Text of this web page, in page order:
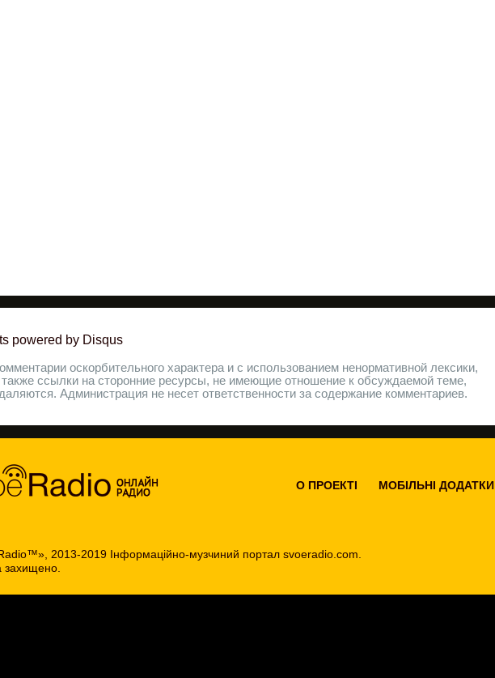
powered by Disqus
оскорбительного характера и с использованием ненормативной лексики,
также ссылки на сторонние ресурсы, не имеющие отношение к обсуждаемой теме,
Администрация не несет ответственности за содержание комментариев.
О ПРОEКТІ МОБІЛЬНІ ДОДАТКИ
2013-2019 Інформаційно-музчиний портал svoeradio.com.
захищено.